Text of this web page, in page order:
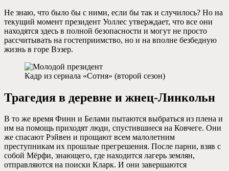
Не знаю, что было бы с ними, если бы так и случилось? Но на
текущий момент президент Уоллес утверждает, что все они
находятся здесь в полной безопасности и могут не просто
рассчитывать на гостеприимство, но и на вполне безбедную
жизнь в горе Вэзер.
Кадр из сериала «Сотня» (второй сезон)
Трагедия в деревне и жнец-Линкольн
В то же время Финн и Белами пытаются выбраться из плена и
им на помощь приходят люди, спустившиеся на Ковчеге. Они
же спасают Рэйвен и прощают всем малолетним
преступникам их прошлые прегрешения. После парни, взяв с
собой Мёрфи, знающего, где находится лагерь землян,
отправляются на поиски Кларк. И они завершаются